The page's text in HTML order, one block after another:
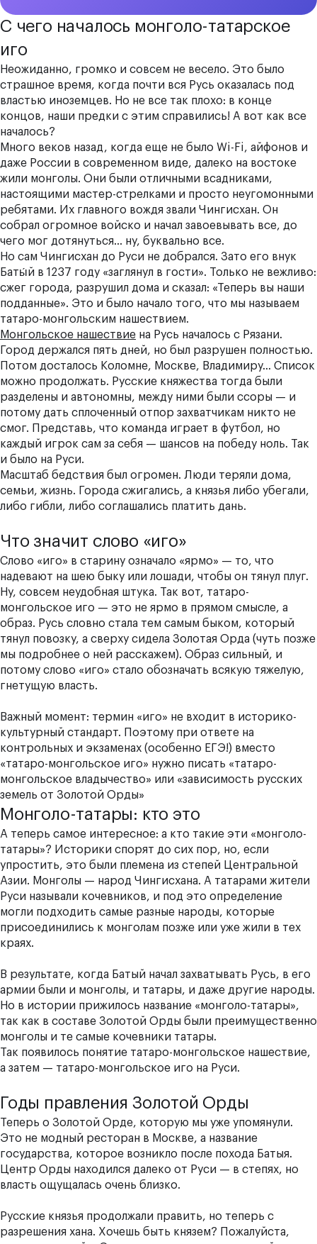
С чего началось монголо-татарское
иго
Неожиданно, громко и совсем не весело. Это было
страшное время, когда почти вся Русь оказалась под
властью иноземцев. Но не все так плохо: в конце
концов, наши предки с этим справились! А вот как все
началось?
Много веков назад, когда еще не было Wi-Fi, айфонов и
даже России в современном виде, далеко на востоке
жили монголы. Они были отличными всадниками,
настоящими мастер-стрелками и просто неугомонными
ребятами. Их главного вождя звали Чингисхан. Он
собрал огромное войско и начал завоевывать все, до
чего мог дотянуться… ну, буквально все.
Но сам Чингисхан до Руси не добрался. Зато его внук
Баты́й в 1237 году «заглянул в гости». Только не вежливо:
сжег города, разрушил дома и сказал: «Теперь вы наши
подданные». Это и было начало того, что мы называем
татаро-монгольским нашествием.
Монгольское нашествие на Русь началось с Рязани.
Город держался пять дней, но был разрушен полностью.
Потом досталось Коломне, Москве, Владимиру… Список
можно продолжать. Русские княжества тогда были
разделены и автономны, между ними были ссоры — и
потому дать сплоченный отпор захватчикам никто не
смог. Представь, что команда играет в футбол, но
каждый игрок сам за себя — шансов на победу ноль. Так
и было на Руси.
Масштаб бедствия был огромен. Люди теряли дома,
семьи, жизнь. Города сжигались, а князья либо убегали,
либо гибли, либо соглашались платить дань.
Что значит слово «иго»
Слово «иго» в старину означало «ярмо» — то, что
надевают на шею быку или лошади, чтобы он тянул плуг.
Ну, совсем неудобная штука. Так вот, татаро-
монгольское иго — это не ярмо в прямом смысле, а
образ. Русь словно стала тем самым быком, который
тянул повозку, а сверху сидела Золотая Орда (чуть позже
мы подробнее о ней расскажем). Образ сильный, и
потому слово «иго» стало обозначать всякую тяжелую,
гнетущую власть.
Важный момент: термин «иго» не входит в историко-
культурный стандарт. Поэтому при ответе на
контрольных и экзаменах (особенно ЕГЭ!) вместо
«татаро-монгольское иго» нужно писать «татаро-
монгольское владычество» или «зависимость русских
земель от Золотой Орды»
Монголо-татары: кто это
А теперь самое интересное: а кто такие эти «монголо-
татары»? Историки спорят до сих пор, но, если
упростить, это были племена из степей Центральной
Азии. Монголы — народ Чингисхана. А татарами жители
Руси называли кочевников, и под это определение
могли подходить самые разные народы, которые
присоединились к монголам позже или уже жили в тех
краях.
В результате, когда Батый начал захватывать Русь, в его
армии были и монголы, и татары, и даже другие народы.
Но в истории прижилось название «монголо-татары»,
так как в составе Золотой Орды были преимущественно
монголы и те самые кочевники татары.
Так появилось понятие татаро-монгольское нашествие,
а затем — татаро-монгольское иго на Руси.
Годы правления Золотой Орды
Теперь о Золотой Орде, которую мы уже упомянули.
Это не модный ресторан в Москве, а название
государства, которое возникло после похода Батыя.
Центр Орды находился далеко от Руси — в степях, но
власть ощущалась очень близко.
Русские князья продолжали править, но теперь с
разрешения хана. Хочешь быть князем? Пожалуйста,